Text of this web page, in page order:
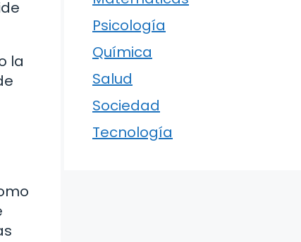
la
Psicología
Química
Salud
Sociedad
Tecnología